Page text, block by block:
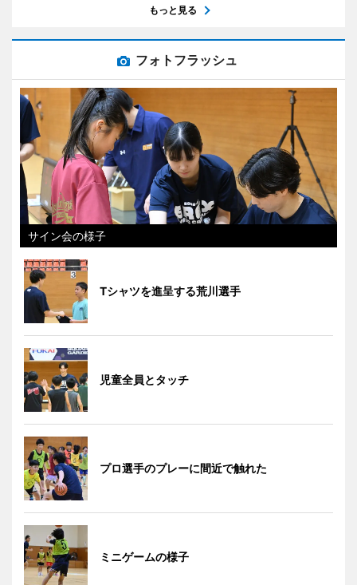
もっと見る
フォトフラッシュ
サイン会の様子
Tシャツを進呈する荒川選手
児童全員とタッチ
プロ選手のプレーに間近で触れた
ミニゲームの様子